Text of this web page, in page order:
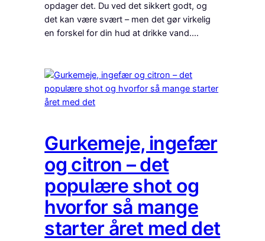
opdager det. Du ved det sikkert godt, og
det kan være svært – men det gør virkelig
en forskel for din hud at drikke vand.…
Gurkemeje, ingefær
og citron – det
populære shot og
hvorfor så mange
starter året med det